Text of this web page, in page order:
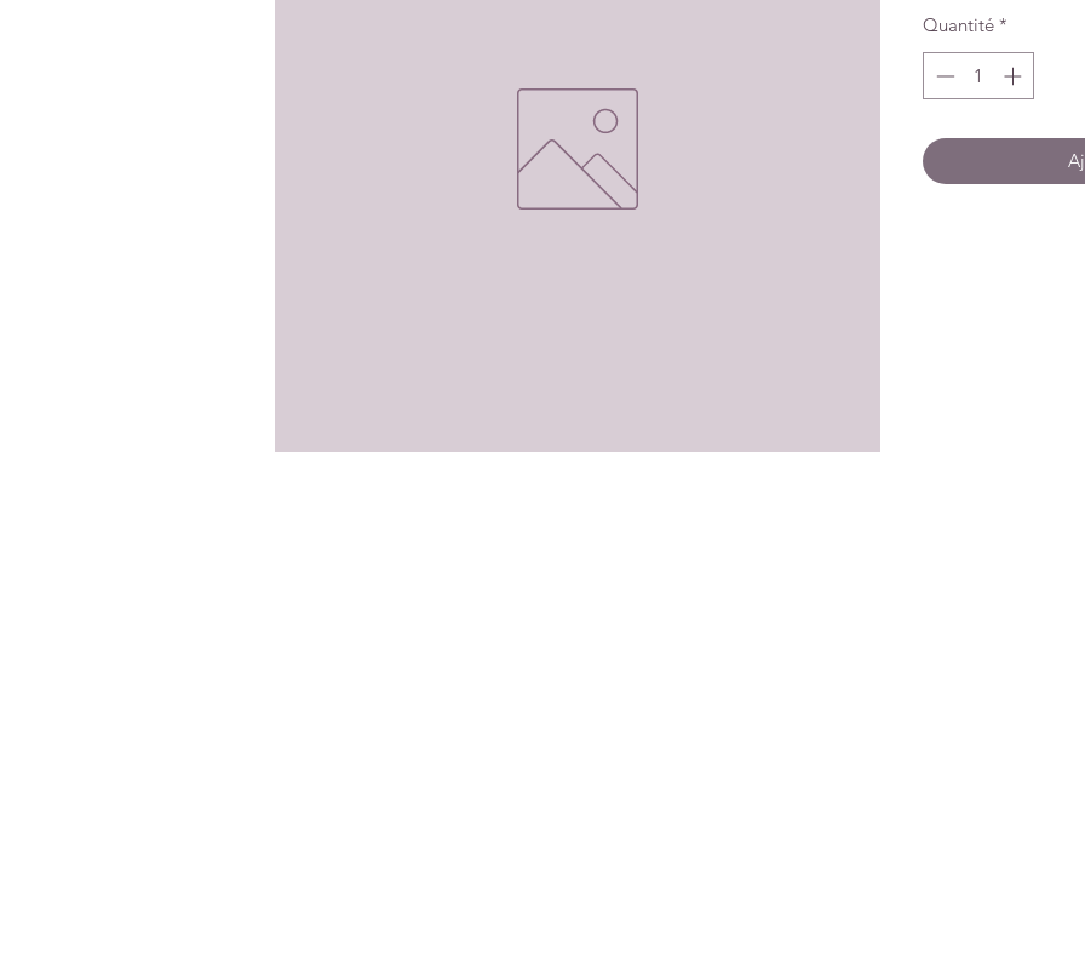
Quantité *